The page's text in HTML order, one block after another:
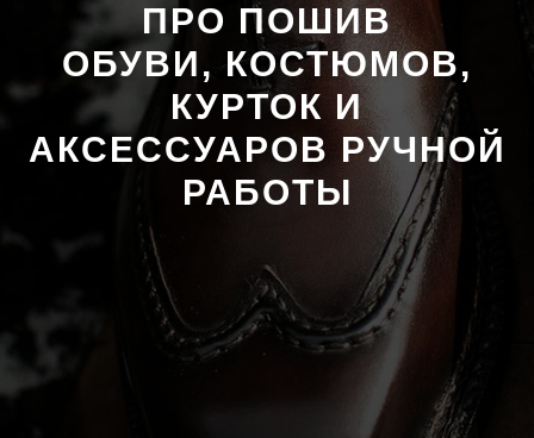
ПРО ПОШИВ
ОБУВИ, КОСТЮМОВ,
КУРТОК И
АКСЕССУАРОВ РУЧНОЙ
РАБОТЫ